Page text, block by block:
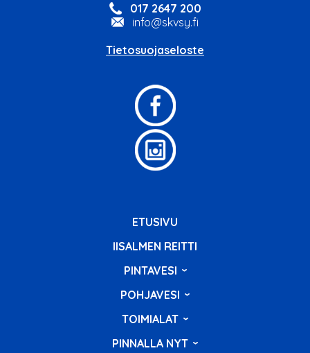
017 2647 200
info@skvsy.fi
Tietosuojaseloste
ETUSIVU
IISALMEN REITTI
PINTAVESI
POHJAVESI
TOIMIALAT
PINNALLA NYT